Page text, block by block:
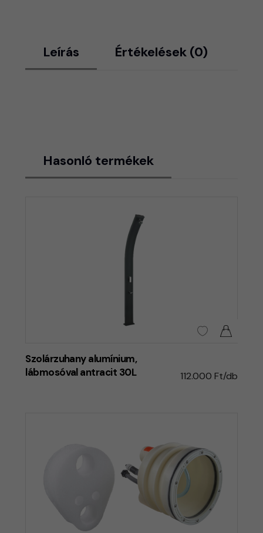
Leírás Értékelések (0)
Hasonló termékek
Szolárzuhany alumínium,
lábmosóval antracit 30L
112.000 Ft/db